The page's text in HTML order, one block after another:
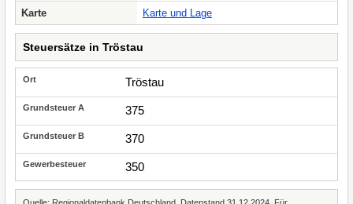
Karte
Karte und Lage
Steuersätze in Tröstau
Tröstau
375
370
350